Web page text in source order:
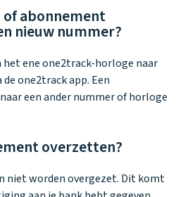
je bandje!
Kies je eigen
kleur, naam en
helemaal van
jou.
one2track
Care
App updates
abonnement
nieuw nummer?
het ene one2track-horloge naar
one2track app. Een
een ander nummer of horloge
overzetten?
niet worden overgezet. Dit komt